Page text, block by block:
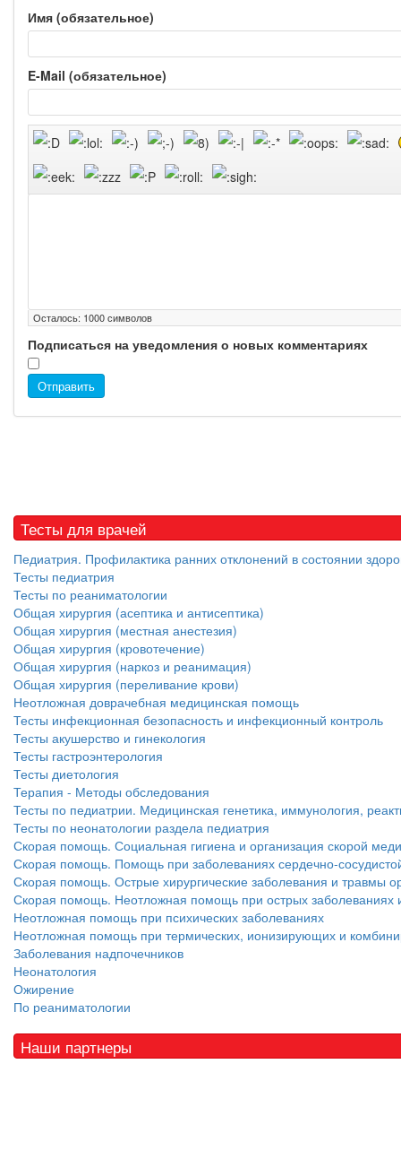
Имя (обязательное)
E-Mail (обязательное)
Осталось: 1000символов
Подписаться на уведомления о новых комментариях
Отправить
Тесты для врачей
Педиатрия. Профилактика ранних отклонений в состоянии
Тесты педиатрия
Тесты по реаниматологии
Общая хирургия (асептика и антисептика)
Общая хирургия (местная анестезия)
Общая хирургия (кровотечение)
Общая хирургия (наркоз и реанимация)
Общая хирургия (переливание крови)
Неотложная доврачебная медицинская помощь
Тесты инфекционная безопасность и инфекционный контроль
Тесты акушерство и гинекология
Тесты гастроэнтерология
Тесты диетология
Терапия - Методы обследования
Тесты по педиатрии. Медицинская генетика, иммунология,
Тесты по неонатологии раздела педиатрия
Скорая помощь. Социальная гигиена и организация скорой
Скорая помощь. Помощь при заболеваниях сердечно-
Скорая помощь. Острые хирургические заболевания и травмы
Скорая помощь. Неотложная помощь при острых заболеваниях
Неотложная помощь при психических заболеваниях
Неотложная помощь при термических, ионизирующих и
Заболевания надпочечников
Неонатология
Ожирение
По реаниматологии
Наши партнеры